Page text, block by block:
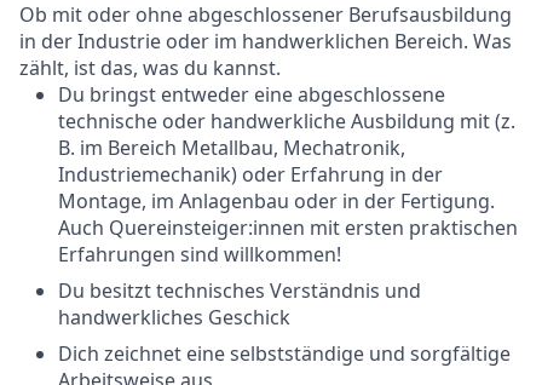
Ob mit oder ohne abgeschlossener Berufsausbildung
in der Industrie oder im handwerklichen Bereich. Was
zählt, ist das, was du kannst.
Du bringst entweder eine abgeschlossene
technische oder handwerkliche Ausbildung mit (z.
B. im Bereich Metallbau, Mechatronik,
Industriemechanik) oder Erfahrung in der
Montage, im Anlagenbau oder in der Fertigung.
Auch Quereinsteiger:innen mit ersten praktischen
Erfahrungen sind willkommen!
Du besitzt technisches Verständnis und
handwerkliches Geschick
Dich zeichnet eine selbstständige und sorgfältige